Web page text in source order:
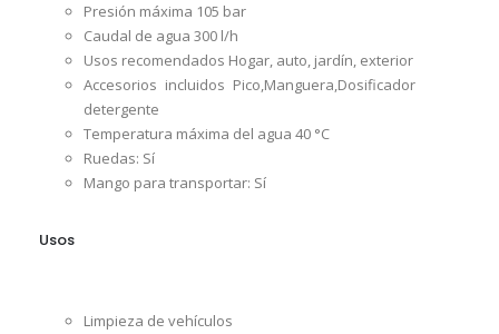
Presión máxima 105 bar
Caudal de agua 300 l/h
Usos recomendados Hogar, auto, jardín, exterior
Accesorios incluidos Pico,Manguera,Dosificador
detergente
Temperatura máxima del agua 40 °C
Ruedas: Sí
Mango para transportar: Sí
Usos
Limpieza de vehículos